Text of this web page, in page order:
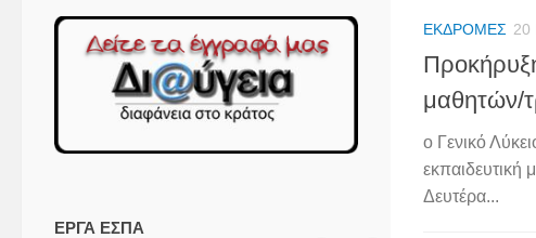
ΕΚΔΡΟΜΈΣ 20
μαθητών/
ο Γενικό
εκπαιδευτική
Δευτέρα...
ΕΡΓΑ ΕΣΠΑ